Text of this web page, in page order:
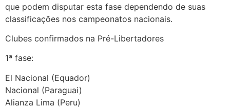
que podem disputar esta fase dependendo de suas
classificações nos campeonatos nacionais.
Clubes confirmados na Pré-Libertadores
1ª fase:
El Nacional (Equador)
Nacional (Paraguai)
Alianza Lima (Peru)